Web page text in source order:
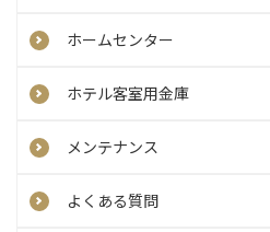
ホームセンター
ホテル客室用金庫
メンテナンス
よくある質問